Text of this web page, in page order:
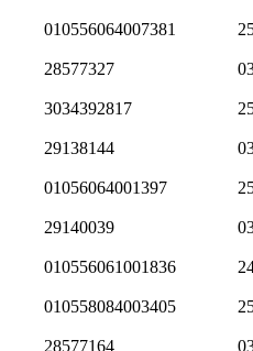
010556064007381
28577327
3034392817
29138144
01056064001397
29140039
010556061001836
010558084003405
28577164